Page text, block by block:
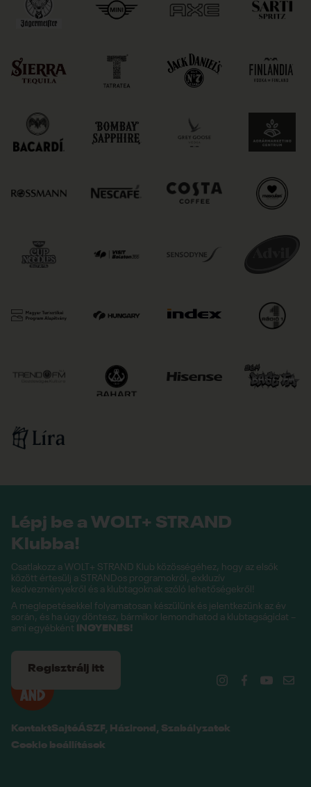
KontaktSajtóÁSZF, Házirend, Szabályzatok
Cookie beállítások
Lépj be a WOLT+ STRAND
Klubba!
Csatlakozz a WOLT+ STRAND Klub közösségéhez, hogy az elsők
között értesülj a STRANDos programokról, exkluzív
kedvezményekről és a klubtagoknak szóló lehetőségekről!
A meglepetésekkel folyamatosan készülünk és jelentkezünk az év
során, és ha úgy döntesz, bármikor lemondhatod a klubtagságidat –
ami egyébként
INGYENES!
Regisztrálj itt